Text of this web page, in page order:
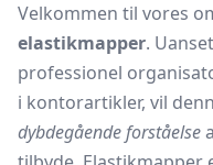
Velkommen til vores
elastikmapper.
professionel
i kontorartikler, vil
dybdegående forståelse